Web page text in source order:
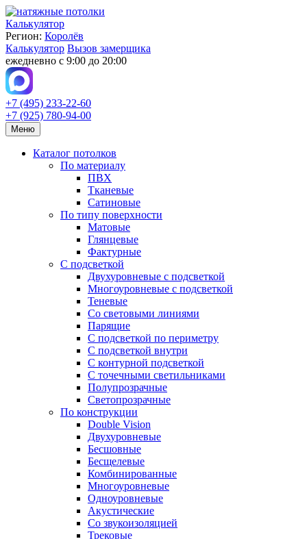
Калькулятор
Регион: Королёв
Калькулятор Вызов замерщика
ежедневно с 9:00 до 20:00
+7 (495) 233-22-60
+7 (925) 780-94-00
Меню
Каталог потолков
По материалу
ПВХ
Тканевые
Сатиновые
По типу поверхности
Матовые
Глянцевые
Фактурные
С подсветкой
Двухуровневые с подсветкой
Многоуровневые с подсветкой
Теневые
Со световыми линиями
Парящие
С подсветкой по периметру
С подсветкой внутри
С контурной подсветкой
С точечными светильниками
Полупрозрачные
Светопрозрачные
По конструкции
Double Vision
Двухуровневые
Бесшовные
Бесщелевые
Комбинированные
Многоуровневые
Одноуровневые
Акустические
Со звукоизоляцией
Трековые